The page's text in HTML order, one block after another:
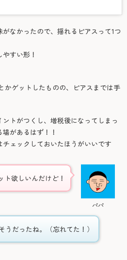
なかったので、揺れるピアスって1つ
すい形！
かゲットしたものの、ピアスまでは手
トがつくし、増税後になってしまっ
があるはず！！
ェックしておいたほうがいいです
ト欲しいんだけど！
パパ
うだったね。（忘れてた！）